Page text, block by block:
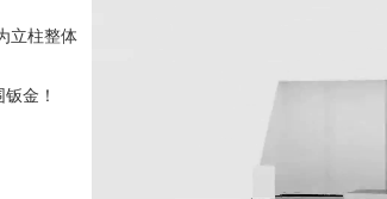
立柱整体
金！